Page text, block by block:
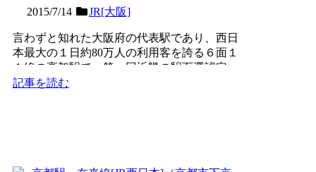
2015/7/14 JR[大阪]
言わずと知れた大阪府の代表駅であり、西日
本最大の１日約80万人の利用客を誇る６面１
１線の高架駅で、第一回近畿の駅百選認定
駅。1874年（明治...
記事を読む